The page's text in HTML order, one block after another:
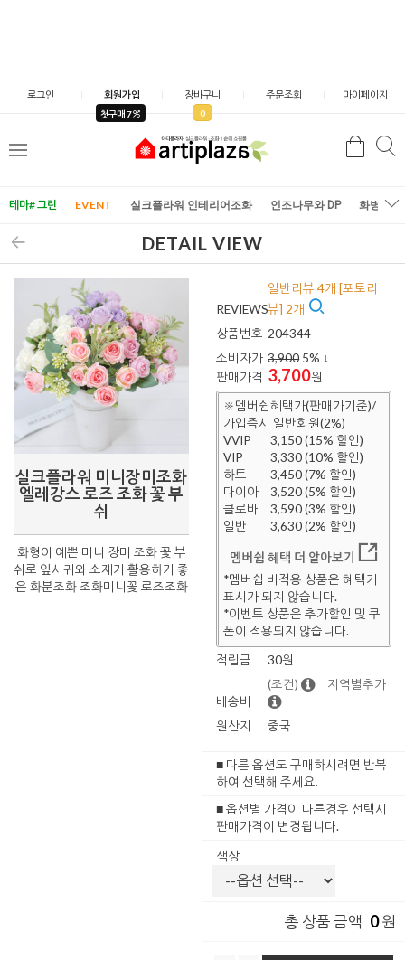
로그인 회원가입
첫구매 7
장바구니
0
주문조회 마이페이지
메
검
테마# 그린 EVENT 실크플라워 인테리어조화 인조나무와 DP 화병/화
DETAIL VIEW
실크플라워 미니장미조화
엘레강스 로즈 조화 꽃 부
쉬
화형이 예쁜 미니 장미 조화 꽃 부
쉬로 잎사귀와 소재가 활용하기 좋
은 화분조화 조화미니꽃 로즈조화
REVIEWS
일반리뷰 4개 [포토리
뷰] 2개
상품번호 204344
소비자가 3,900 5% ↓
판매가격 3,700원
※멤버쉽혜택가(판매가기준)/
가입즉시 일반회원(2%)
VVIP
3,150 (15% 할인)
VIP
3,330 (10% 할인)
하트
3,450 (7% 할인)
다이아
3,520 (5% 할인)
클로바
3,590 (3% 할인)
일반
3,630 (2% 할인)
멤버쉽 혜택 더 알아보기
*멤버쉽 비적용 상품은 혜택가
표시가 되지 않습니다.
*이벤트 상품은 추가할인 및 쿠
폰이 적용되지 않습니다.
적립금
30원
배송비
(조건) 지역별추가
원산지 중국
■ 다른 옵션도 구매하시려면 반복
하여 선택해 주세요.
■ 옵션별 가격이 다른경우 선택시
판매가격이 변경됩니다.
색상
총 상품 금액 0원